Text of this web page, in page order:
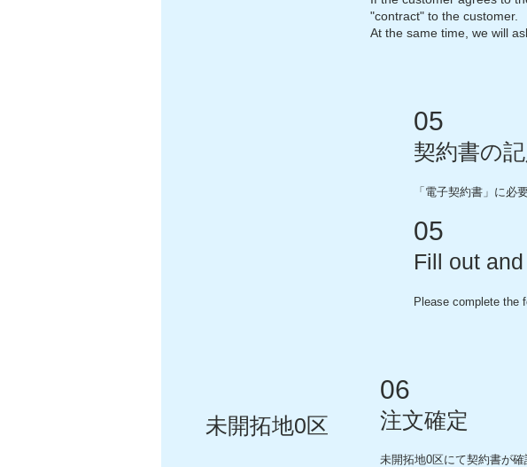
"contract" to the customer.
At the same time, we will
05
契約書の
「 ​電子契約書」に必
05
Fill out
Please complete the
未開拓地0区
06
注文確定
未開拓地0区にて契約書が